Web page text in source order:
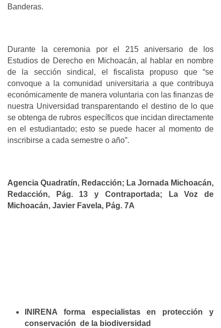
Banderas.
Durante la ceremonia por el 215 aniversario de los
Estudios de Derecho en Michoacán, al hablar en nombre
de la sección sindical, el fiscalista propuso que “se
convoque a la comunidad universitaria a que contribuya
económicamente de manera voluntaria con las finanzas de
nuestra Universidad transparentando el destino de lo que
se obtenga de rubros específicos que incidan directamente
en el estudiantado; esto se puede hacer al momento de
inscribirse a cada semestre o año”.
Agencia Quadratín, Redacción; La Jornada Michoacán,
Redacción, Pág. 13 y Contraportada; La Voz de
Michoacán, Javier Favela, Pág. 7A
INIRENA forma especialistas en protección y
conservación de la biodiversidad